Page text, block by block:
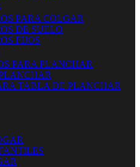
PARA COLGAR
DE SUELO
FIJOS
PARA PLANCHAR
TABLA DE PLANCHAR